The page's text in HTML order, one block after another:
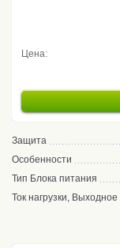
Цена:
Защита
Особенности
Тип Блока питания
Ток нагрузки,